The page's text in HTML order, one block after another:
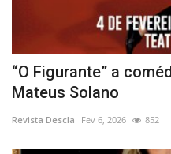
“O Figurante” a
Mateus Solano
Revista Descla Fev 6, 2026 852